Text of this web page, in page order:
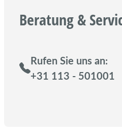
Beratung &
Rufen Sie uns an:
+31 113 - 501001